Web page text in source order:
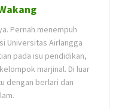
Pernah menempuh
Universitas Airlangga
pada isu pendidikan,
marjinal. Di luar
dengan berlari dan